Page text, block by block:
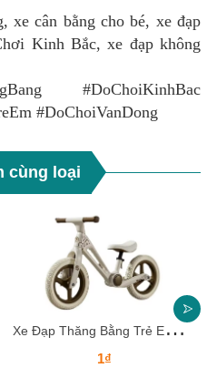
xe cân bằng cho bé, xe đạp
Kinh Bắc, xe đạp không
#DoChoiKinhBac
#DoChoiVanDong
cùng loại
X
e Đạp Thăng Bằng Trẻ Em XDKB24_Dochoikinhbac
1₫